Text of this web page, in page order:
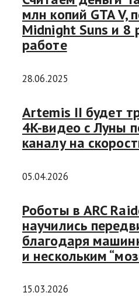
млн копий GTA V,
Midnight Suns и 8
работе
28.06.2025
Artemis II будет
4K-видео с Луны
каналу на
05.04.2026
Роботы в ARC
научились
благодаря
и нескольким
15.03.2026